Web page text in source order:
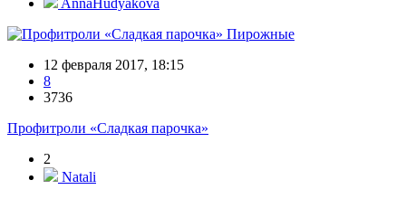
AnnaHudyakova
Пирожные
12 февраля 2017, 18:15
8
3736
Профитроли «Сладкая парочка»
2
Natali